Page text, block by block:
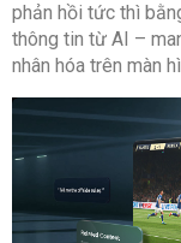
HDMI:
phản hồi tức thì
thông tin từ AI –
nhân hóa trên màn